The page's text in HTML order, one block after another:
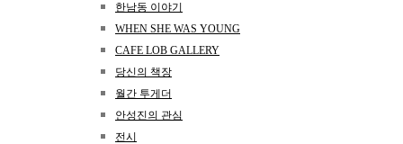
한남동 이야기
WHEN SHE WAS YOUNG
CAFE LOB GALLERY
당신의 책장
월간 투게더
안성진의 관심
전시